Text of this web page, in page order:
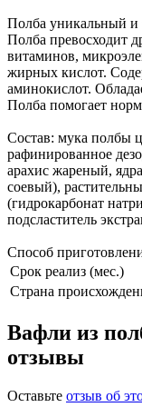
Полба уникальный и
Полба превосходит
витаминов,
жирных кислот.
аминокислот.
Полба помогает
Состав: мука полбы
рафинированное
арахис жареный,
соевый),
(гидрокарбонат
подсластитель
Способ
Срок реализ (мес.)
Страна
Вафли из
отзывы
Оставьте отзыв об